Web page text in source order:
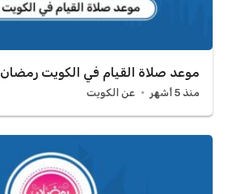
موعد صلاة القيام في الكويت رمضان 2026
منذ 5 أشهر عن الكويت